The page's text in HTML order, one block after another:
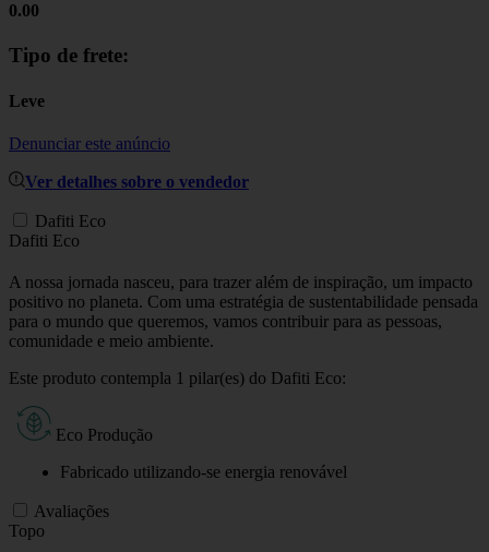
0.00
Tipo de frete:
Leve
Denunciar este anúncio
Ver detalhes sobre o vendedor
Dafiti Eco
Dafiti Eco
A nossa jornada nasceu, para trazer além de inspiração, um impacto
positivo no planeta. Com uma estratégia de sustentabilidade pensada
para o mundo que queremos, vamos contribuir para as pessoas,
comunidade e meio ambiente.
Este produto contempla 1 pilar(es) do Dafiti Eco:
Eco Produção
Fabricado utilizando-se energia renovável
Avaliações
Topo